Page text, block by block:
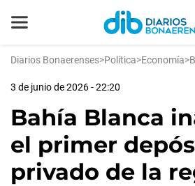
Diarios Bonaerenses>Política>Economía>
3 de junio de 2026 - 22:20
Bahía Blanca
el primer
privado de la